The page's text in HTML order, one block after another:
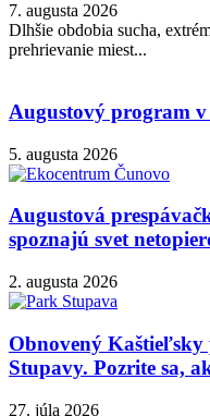
7. augusta 2026
Dlhšie obdobia sucha,
prehrievanie miest...
Augustový program
5. augusta 2026
Augustová
spoznajú svet
2. augusta 2026
Obnovený Kaštieľsky
Stupavy. Pozrite sa,
27. júla 2026